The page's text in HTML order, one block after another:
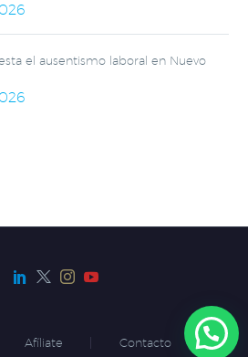
el ausentismo laboral en Nuevo
Afíliate Contacto